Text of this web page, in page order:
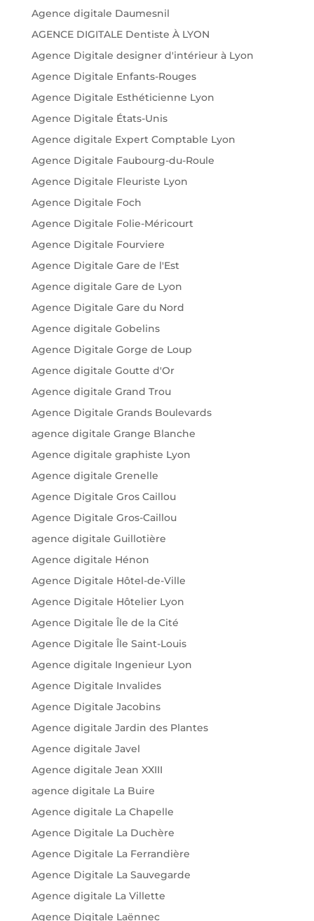
Agence digitale Daumesnil
AGENCE DIGITALE Dentiste À LYON
Agence Digitale designer d'intérieur à Lyon
Agence Digitale Enfants-Rouges
Agence Digitale Esthéticienne Lyon
Agence Digitale États-Unis
Agence digitale Expert Comptable Lyon
Agence Digitale Faubourg-du-Roule
Agence Digitale Fleuriste Lyon
Agence Digitale Foch
Agence Digitale Folie-Méricourt
Agence Digitale Fourviere
Agence Digitale Gare de l'Est
Agence digitale Gare de Lyon
Agence Digitale Gare du Nord
Agence digitale Gobelins
Agence Digitale Gorge de Loup
Agence digitale Goutte d'Or
Agence digitale Grand Trou
Agence Digitale Grands Boulevards
agence digitale Grange Blanche
Agence digitale graphiste Lyon
Agence digitale Grenelle
Agence Digitale Gros Caillou
Agence Digitale Gros-Caillou
agence digitale Guillotière
Agence digitale Hénon
Agence Digitale Hôtel-de-Ville
Agence Digitale Hôtelier Lyon
Agence Digitale Île de la Cité
Agence Digitale Île Saint-Louis
Agence digitale Ingenieur Lyon
Agence Digitale Invalides
Agence Digitale Jacobins
Agence digitale Jardin des Plantes
Agence digitale Javel
Agence digitale Jean XXIII
agence digitale La Buire
Agence digitale La Chapelle
Agence Digitale La Duchère
Agence Digitale La Ferrandière
Agence Digitale La Sauvegarde
Agence digitale La Villette
Agence Digitale Laënnec